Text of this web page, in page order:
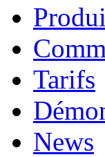
Tarifs
News